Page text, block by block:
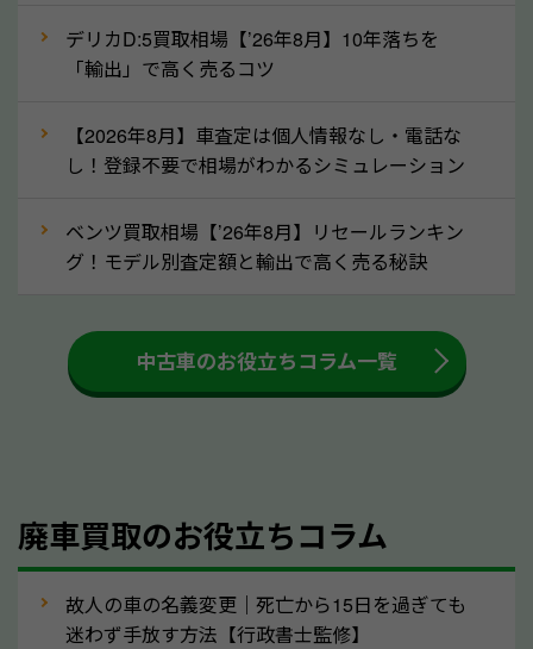
月割りで返還されるものです。ですから、自動車税の
還付金は早めに売却するほど多く還付されます。不要
③自動車税の還付金の扱いについて確認し
車を廃車にすると、自動車税の還付金を受け取ること
付金をお客様に返還しない業者もあります。廃車査定
をする際には、自動車税の還付金の返還があるかどう
かを確認するようにしてください。三重県のソコカラ
人気の車種は廃車の状態でも、高価買取が可能です。
産車は高く買取が可能です。「廃車＝買取できない」
デリカD:5買取相場【’26年8月】10年落ちを
「輸出」で高く売るコツ
【2026年8月】車査定は個人情報なし・電話な
し！登録不要で相場がわかるシミュレーション
ベンツ買取相場【’26年8月】リセールランキン
グ！モデル別査定額と輸出で高く売る秘訣
中古車のお役立ちコラム一覧
廃車買取のお役立ちコラム
故人の車の名義変更｜死亡から15日を過ぎても
迷わず手放す方法【行政書士監修】